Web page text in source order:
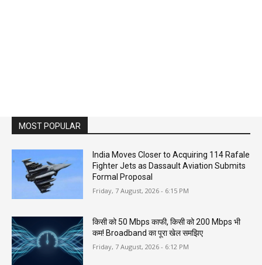
MOST POPULAR
India Moves Closer to Acquiring 114 Rafale
Fighter Jets as Dassault Aviation Submits
Formal Proposal
Friday, 7 August, 2026 - 6:15 PM
किसी को 50 Mbps काफी, किसी को 200 Mbps भी
कम! Broadband का पूरा खेल समझिए
Friday, 7 August, 2026 - 6:12 PM